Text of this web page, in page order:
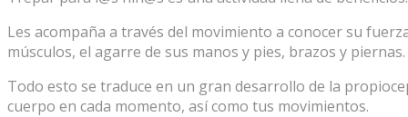
Les acompaña a través del movimiento a conocer su
músculos, el agarre de sus manos y pies, brazos y piernas.
Todo esto se traduce en un gran desarrollo de la
cuerpo en cada momento, así como tus movimientos.